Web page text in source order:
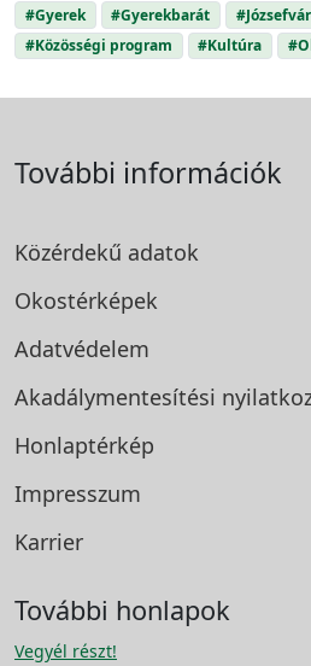
#Gyerek #Gyerekbarát
#Közösségi program
#Kultúra
További információk
Közérdekű adatok
Okostérképek
Adatvédelem
Akadálymentesítési
Honlaptérkép
Impresszum
Karrier
További honlapok
Vegyél részt!